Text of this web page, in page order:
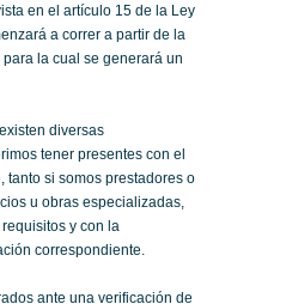
en el artículo 15 de la Ley
a correr a partir de la
la cual se generará un
diversas
tener presentes con el
tanto si somos prestadores o
u obras especializadas,
y con la
correspondiente.
ante una verificación de